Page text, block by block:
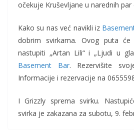
očekuje Kruševljane u narednih par
Kako su nas već navikli iz
dobrim svirkama. Ovog puta
nastupiti „Artan Lili“ i „Ljudi u
Basement Bar. Rezervišite
Informacije i rezervacije na
I Grizzly sprema svirku.
svirka je zakazana za subotu, 9.